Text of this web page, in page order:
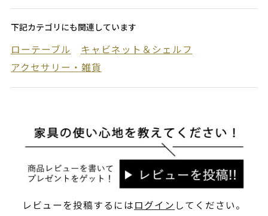
下記カテゴリにも関連しています
ローテーブル
キャビネット＆シェルフ
アクセサリー・雑貨
レビューを投稿するにはログイン してください。